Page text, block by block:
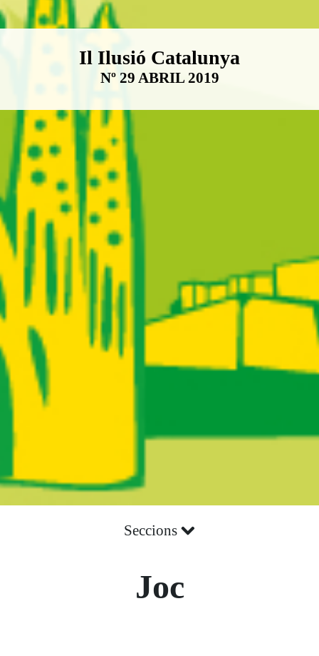
Boletín Il·lusió Catalunya
Il Ilusió Catalunya
Nº 29 ABRIL 2019
Seccions
Joc